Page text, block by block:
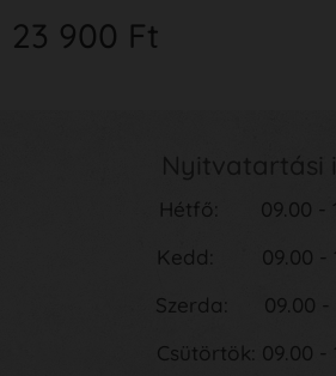
23 900 Ft
Nyitvatartási
Hétfő: 09.00 -
Kedd: 09.00 -
Szerda: 09.00 -
Csütörtök: 09.00 -